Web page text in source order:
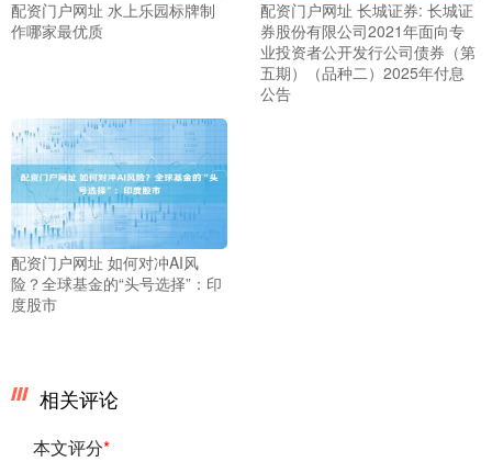
配资门户网址 水上乐园标牌制
作哪家最优质
配资门户网址 长城证券: 长城证
券股份有限公司2021年面向专
业投资者公开发行公司债券（第
五期）（品种二）2025年付息
公告
配资门户网址 如何对冲AI风
险？全球基金的“头号选择”：印
度股市
相关评论
本文评分*